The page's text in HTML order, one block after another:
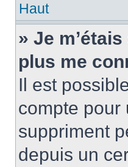
Haut
» Je
plus me
Il est
compte pour
suppriment
depuis un